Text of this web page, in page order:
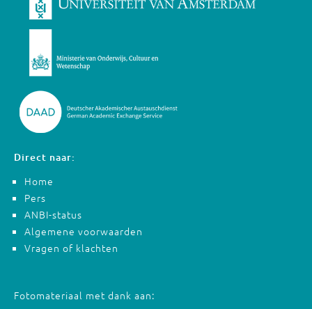
Direct naar:
Home
Pers
ANBI-status
Algemene voorwaarden
Vragen of klachten
Fotomateriaal met dank aan: